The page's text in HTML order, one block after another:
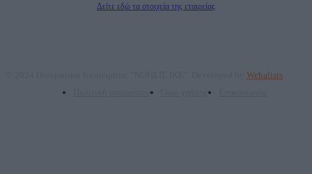
Δείτε εδώ τα στοιχεία της εταιρείας
Webalists